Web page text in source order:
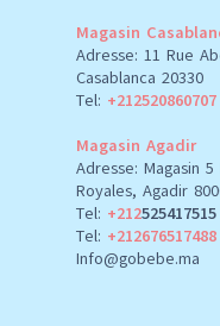
Magasin
Adresse: 11 Rue
Casablanca 20330
Tel: +212520860707
Magasin Agadir
Adresse: Magasin
Royales, Agadir
Tel: +212525417515
Tel: +212676517488
Info@gobebe.ma